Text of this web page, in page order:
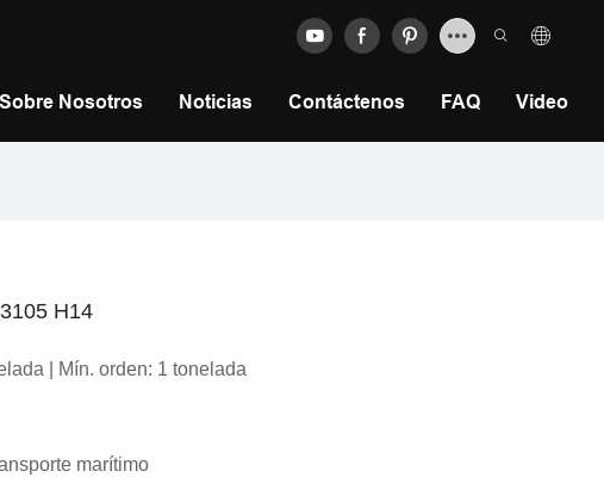
Sobre Nosotros Noticias Contáctenos FAQ Video
H14
| Mín. orden: 1 tonelada
marítimo